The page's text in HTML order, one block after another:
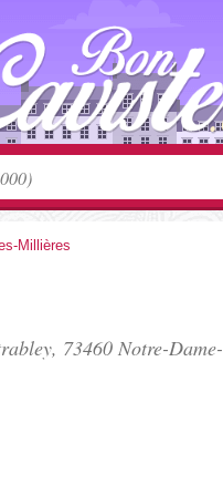
Millières
, 73460 Notre-Dame-